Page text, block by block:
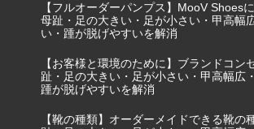
【フルオーダーパンプス】MooV Shoes
母趾・足の大きい・足が小さい・甲高幅
い・踵が脱げやすいを解消
【お客様と環境のために】ブランドコン
趾・足の大きい・足が小さい・甲高幅広
踵が脱げやすいを解消
【靴の種類】オーダーメイドできる靴の